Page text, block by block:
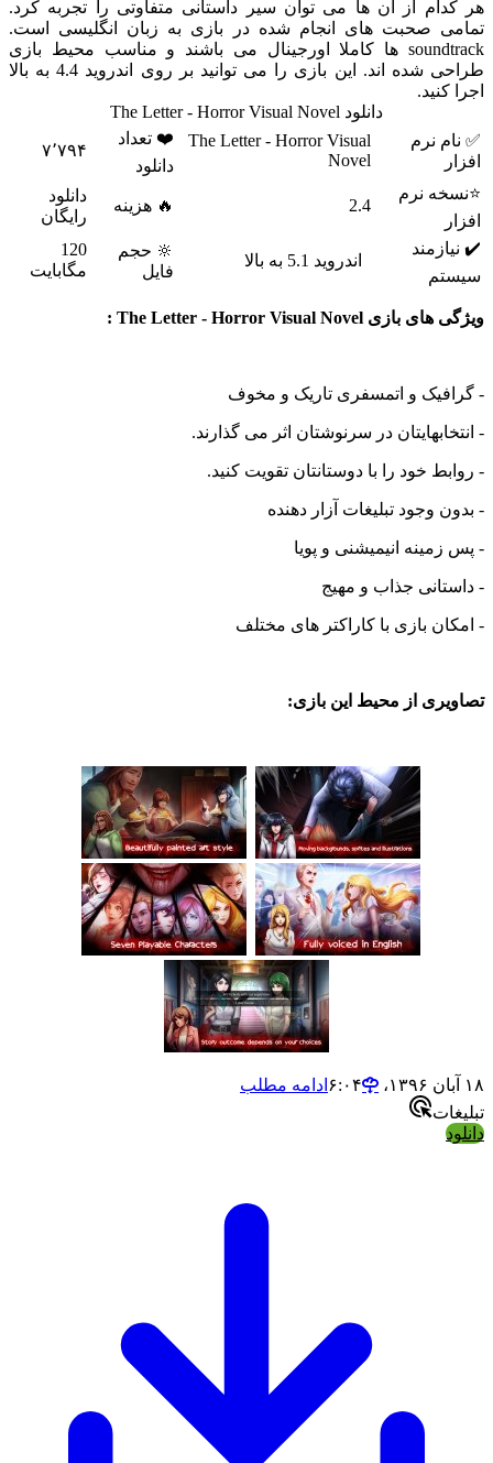
هر کدام از آن ها می توان سیر داستانی متفاوتی را تجربه کرد.
تمامی صحبت های انجام شده در بازی به زبان انگلیسی است.
soundtrack ها کاملا اورجینال می باشند و مناسب محیط بازی
طراحی شده اند. این بازی را می توانید بر روی اندروید 4.4 به بالا
اجرا کنید.
دانلود The Letter - Horror Visual Novel
✅ نام نرم
افزار
The Letter - Horror Visual
Novel
❤️ تعداد
دانلود
۷٬۷۹۴
⭐نسخه نرم
افزار
2.4 🔥 هزینه
دانلود
رایگان
✔️ نیازمند
سیستم
اندروید 5.1 به بالا
🔆 حجم
فایل
120
مگابایت
ویژگی های بازی The Letter - Horror Visual Novel :
- گرافیک و اتمسفری تاریک و مخوف
- انتخابهایتان در سرنوشتان اثر می گذارند.
- روابط خود را با دوستانتان تقویت کنید.
- بدون وجود تبلیغات آزار دهنده
- پس زمینه انیمیشنی و پویا
- داستانی جذاب و مهیج
- امکان بازی با کاراکتر های مختلف
تصاویری از محیط این بازی:
۱۸ آبان ۱۳۹۶،‏ ۶:۰۴
ادامه مطلب
تبلیغات
دانلود